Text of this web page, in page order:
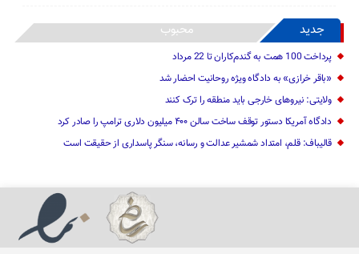
جدید محبوب
پرداخت 100 همت به گندم‌کاران تا 22 مرداد
«باقر خرازی» به دادگاه ویژه روحانیت احضار شد
ولایتی: نیرو‌های خارجی باید منطقه را ترک کنند
دادگاه آمریکا دستور توقف ساخت سالن ۴۰۰ میلیون دلاری ترامپ را صادر کرد
قالیباف: قلم، امتداد شمشیر عدالت و رسانه، سنگر پاسداری از حقیقت است